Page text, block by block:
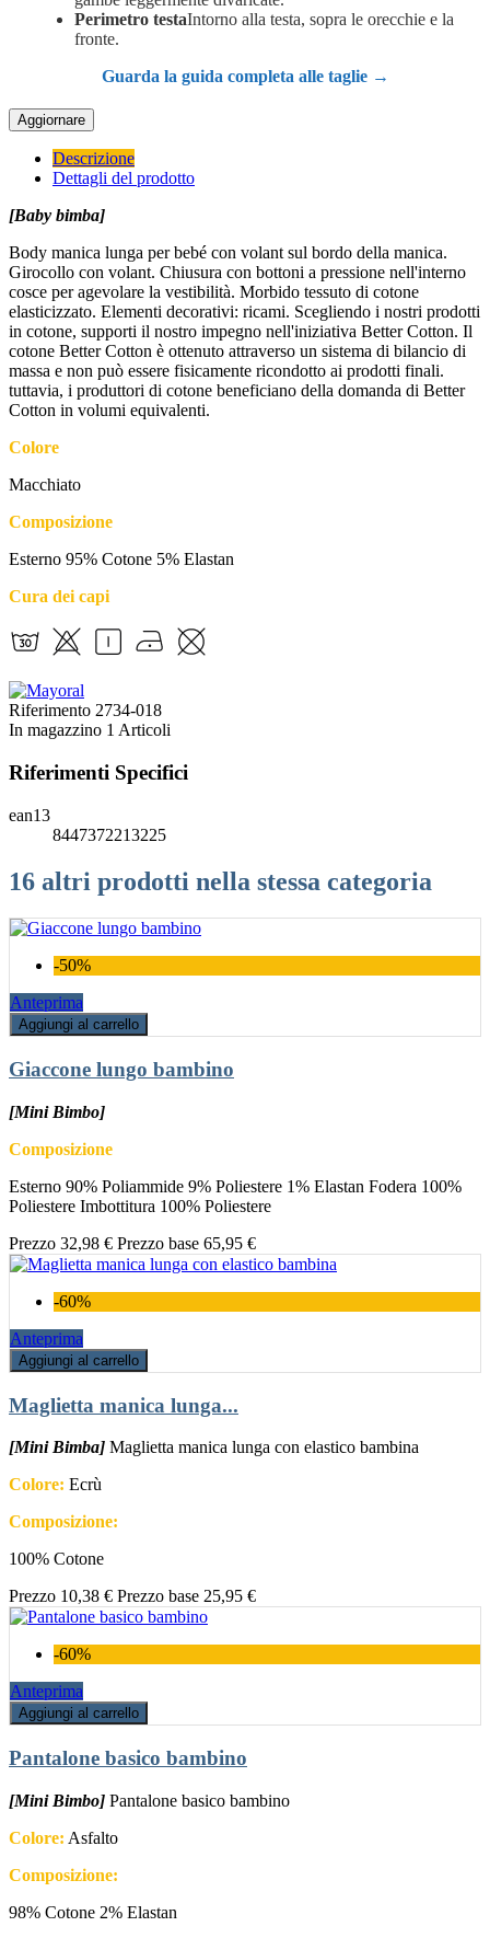
Perimetro testaIntorno alla testa, sopra le orecchie e la
fronte.
Guarda la guida completa alle taglie →
Descrizione
Dettagli del prodotto
[Baby bimba]
Body manica lunga per bebé con volant sul bordo della manica.
Girocollo con volant. Chiusura con bottoni a pressione nell'interno
cosce per agevolare la vestibilità. Morbido tessuto di cotone
elasticizzato. Elementi decorativi: ricami. Scegliendo i nostri prodotti
in cotone, supporti il nostro impegno nell'iniziativa Better Cotton. Il
cotone Better Cotton è ottenuto attraverso un sistema di bilancio di
massa e non può essere fisicamente ricondotto ai prodotti finali.
tuttavia, i produttori di cotone beneficiano della domanda di Better
Cotton in volumi equivalenti.
Colore
Macchiato
Composizione
Esterno 95% Cotone 5% Elastan
Cura dei capi
Riferimento 2734-018
In magazzino 1 Articoli
Riferimenti Specifici
ean13
8447372213225
16 altri prodotti nella stessa categoria
-50%
Anteprima
Aggiungi al carrello
Giaccone lungo bambino
[Mini Bimbo]
Composizione
Esterno 90% Poliammide 9% Poliestere 1% Elastan Fodera 100%
Poliestere Imbottitura 100% Poliestere
Prezzo 32,98 € Prezzo base 65,95 €
-60%
Anteprima
Aggiungi al carrello
Maglietta manica lunga...
[Mini Bimba] Maglietta manica lunga con elastico bambina
Colore: Ecrù
Composizione:
100% Cotone
Prezzo 10,38 € Prezzo base 25,95 €
-60%
Anteprima
Aggiungi al carrello
Pantalone basico bambino
[Mini Bimbo] Pantalone basico bambino
Colore: Asfalto
Composizione:
98% Cotone 2% Elastan